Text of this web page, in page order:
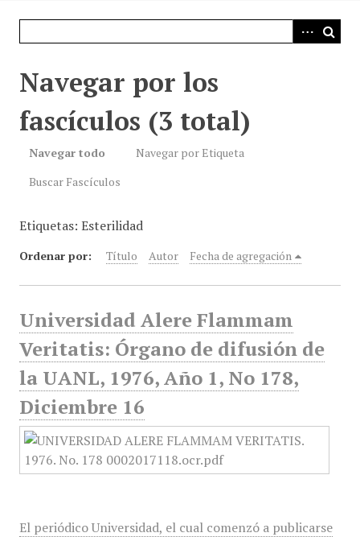
Navegar por los
fascículos (3 total)
Navegar todo
Navegar por Etiqueta
Buscar Fascículos
Etiquetas: Esterilidad
Ordenar por: Título Autor Fecha de agregación
Universidad Alere Flammam
Veritatis: Órgano de difusión de
la UANL, 1976, Año 1, No 178,
Diciembre 16
El periódico Universidad, el cual comenzó a publicarse